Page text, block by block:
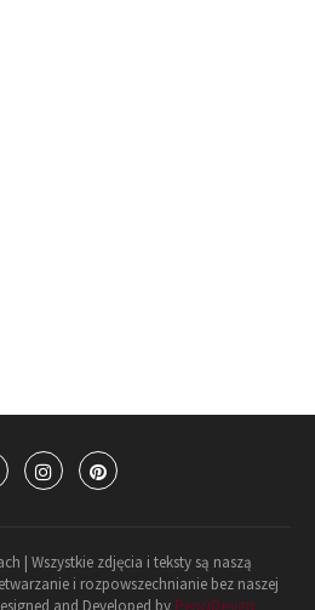
| Wszystkie zdjęcia i teksty są naszą
i rozpowszechnianie bez naszej